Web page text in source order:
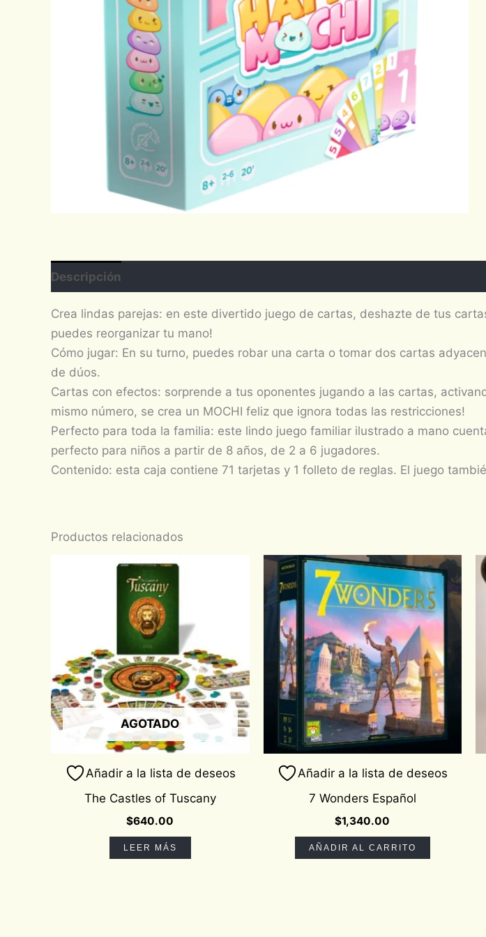
Descripción
Crea lindas parejas: en este divertido juego de cartas, deshazte de tus
puedes reorganizar tu mano!
Cómo jugar: En su turno, puedes robar una carta o tomar dos cartas
de dúos.
Cartas con efectos: sorprende a tus oponentes jugando a las cartas,
mismo número, se crea un MOCHI feliz que ignora todas las restricciones!
Perfecto para toda la familia: este lindo juego familiar ilustrado a mano
perfecto para niños a partir de 8 años, de 2 a 6 jugadores.
Contenido: esta caja contiene 71 tarjetas y 1 folleto de reglas. El juego
Productos relacionados
AGOTADO
Añadir a la lista de deseos
The Castles of Tuscany
$640.00
LEER MÁS
Añadir a la lista de deseos
7 Wonders Español
$1,340.00
AÑADIR AL CARRITO